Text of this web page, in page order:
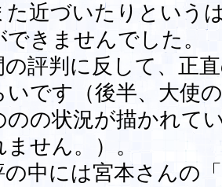
た近づいたりという
できませんでした。
評判に反して、正
いです（後半、大使
のの状況が描かれて
ません。）。
中には宮本さんの